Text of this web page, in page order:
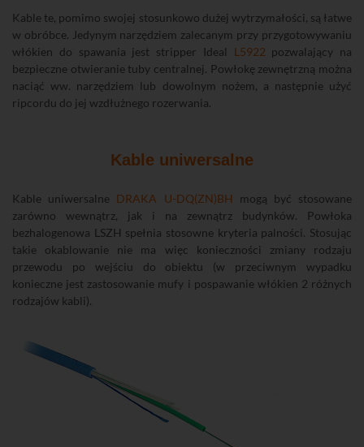
Kable te, pomimo swojej stosunkowo dużej wytrzymałości, są łatwe
w obróbce. Jedynym narzędziem zalecanym przy przygotowywaniu
włókien do spawania jest stripper Ideal L5922 pozwalający na
bezpieczne otwieranie tuby centralnej. Powłokę zewnętrzną można
naciąć ww. narzędziem lub dowolnym nożem, a następnie użyć
ripcordu do jej wzdłużnego rozerwania.
Kable uniwersalne
Kable uniwersalne DRAKA U-DQ(ZN)BH mogą być stosowane
zarówno wewnątrz, jak i na zewnątrz budynków. Powłoka
bezhalogenowa LSZH spełnia stosowne kryteria palności. Stosując
takie okablowanie nie ma więc konieczności zmiany rodzaju
przewodu po wejściu do obiektu (w przeciwnym wypadku
konieczne jest zastosowanie mufy i pospawanie włókien 2 różnych
rodzajów kabli).